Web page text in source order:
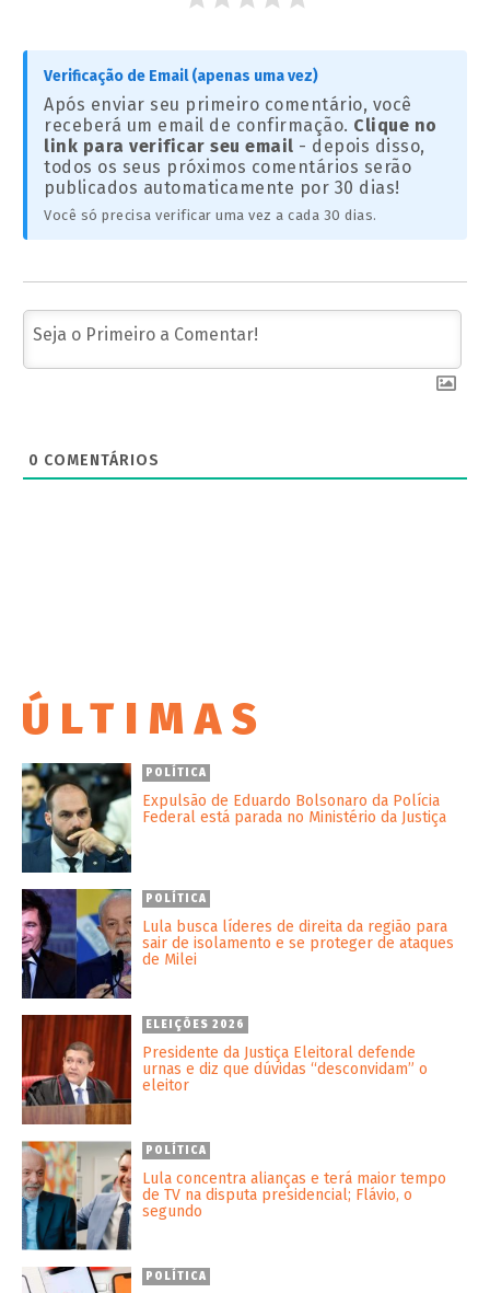
Verificação de Email (apenas uma vez)
Após enviar seu primeiro comentário, você
receberá um email de confirmação. Clique no
link para verificar seu email - depois disso,
todos os seus próximos comentários serão
publicados automaticamente por 30 dias!
Você só precisa verificar uma vez a cada 30 dias.
0 COMENTÁRIOS
ÚLTIMAS
POLÍTICA
Expulsão de Eduardo Bolsonaro da Polícia
Federal está parada no Ministério da Justiça
POLÍTICA
Lula busca líderes de direita da região para
sair de isolamento e se proteger de ataques
de Milei
ELEIÇÕES 2026
Presidente da Justiça Eleitoral defende
urnas e diz que dúvidas “desconvidam” o
eleitor
POLÍTICA
Lula concentra alianças e terá maior tempo
de TV na disputa presidencial; Flávio, o
segundo
POLÍTICA